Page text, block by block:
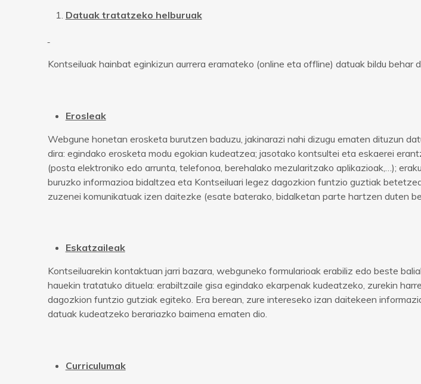
Datuak tratatzeko helburuak
Kontseiluak hainbat eginkizun aurrera eramateko (online eta offline) datuak bildu behar
Erosleak
Webgune honetan erosketa burutzen baduzu, jakinarazi nahi dizugu ematen dituzun
dira: egindako erosketa modu egokian kudeatzea; jasotako kontsultei eta eskaerei
(posta elektroniko edo arrunta, telefonoa, berehalako mezularitzako aplikazioak,…);
buruzko informazioa bidaltzea eta Kontseiluari legez dagozkion funtzio guztiak
zuzenei komunikatuak izen daitezke (esate baterako, bidalketan parte hartzen duten
Eskatzaileak
Kontseiluarekin kontaktuan jarri bazara, webguneko formularioak erabiliz edo beste
hauekin tratatuko dituela: erabiltzaile gisa egindako ekarpenak kudeatzeko, zurekin
dagozkion funtzio gutziak egiteko. Era berean, zure intereseko izan daitekeen
datuak kudeatzeko berariazko baimena ematen dio.
Curriculumak